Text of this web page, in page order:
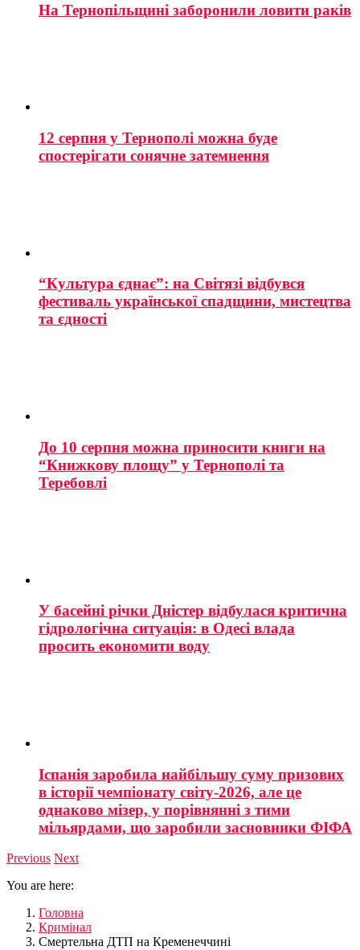
На Тернопільщині заборонили ловити раків
12 серпня у Тернополі можна буде
спостерігати сонячне затемнення
“Культура єднає”: на Світязі відбувся
фестиваль української спадщини, мистецтва
та єдності
До 10 серпня можна приносити книги на
“Книжкову площу” у Тернополі та
Теребовлі
У басейні річки Дністер відбулася критична
гідрологічна ситуація: в Одесі влада
просить економити воду
Іспанія заробила найбільшу суму призових
в історії чемпіонату світу-2026, але це
однаково мізер, у порівнянні з тими
мільярдами, що заробили засновники ФІФА
Previous Next
You are here:
Головна
Кримінал
Смертельна ДТП на Кременеччині